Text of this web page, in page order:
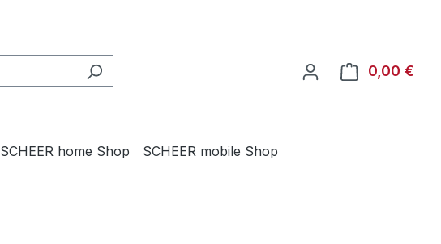
0,00 €
SCHEER home Shop SCHEER mobile Shop